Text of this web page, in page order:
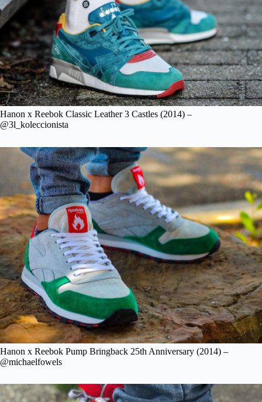
Hanon x Reebok Classic Leather 3 Castles (2014) –
@3l_koleccionista
Hanon x Reebok Pump Bringback 25th Anniversary (2014) –
@michaelfowels